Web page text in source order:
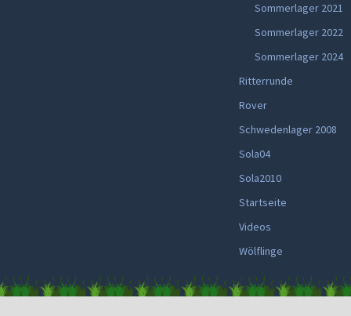
Sommerlager 2021
Sommerlager 2022
Sommerlager 2024
Ritterrunde
Rover
Schwedenlager 2008
Sola04
Sola2010
Startseite
Videos
Wölflinge